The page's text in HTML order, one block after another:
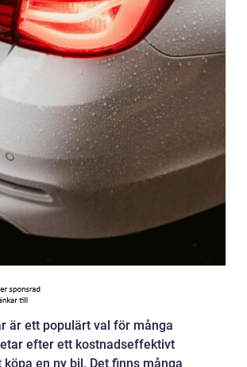
är ett populärt val för många
efter ett kostnadseffektivt
en ny bil. Det finns många